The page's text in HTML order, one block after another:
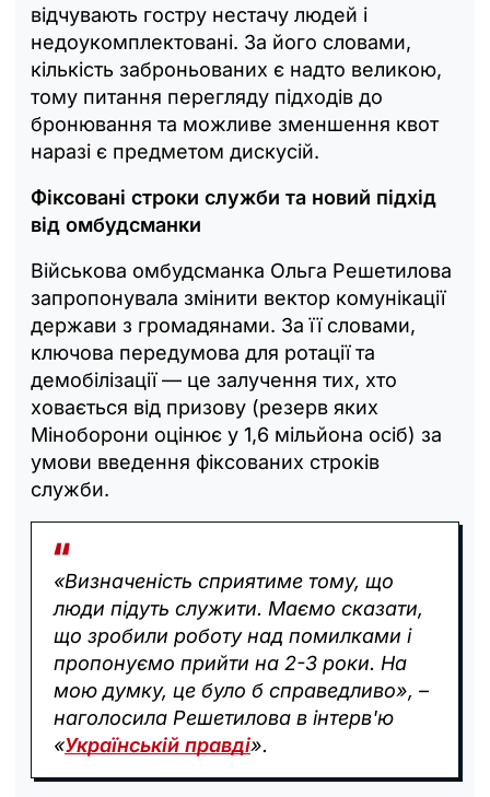
відчувають гостру нестачу людей і
недоукомплектовані. За його словами,
кількість заброньованих є надто великою,
тому питання перегляду підходів до
бронювання та можливе зменшення квот
наразі є предметом дискусій.
Фіксовані строки служби та новий підхід
від омбудсманки
Військова омбудсманка Ольга Решетилова
запропонувала змінити вектор комунікації
держави з громадянами. За її словами,
ключова передумова для ротації та
демобілізації — це залучення тих, хто
ховається від призову (резерв яких
Міноборони оцінює у 1,6 мільйона осіб) за
умови введення фіксованих строків
служби.
«Визначеність сприятиме тому, що
люди підуть служити. Маємо сказати,
що зробили роботу над помилками і
пропонуємо прийти на 2-3 роки. На
мою думку, це було б справедливо», –
наголосила Решетилова в інтерв'ю
«Українській правді».